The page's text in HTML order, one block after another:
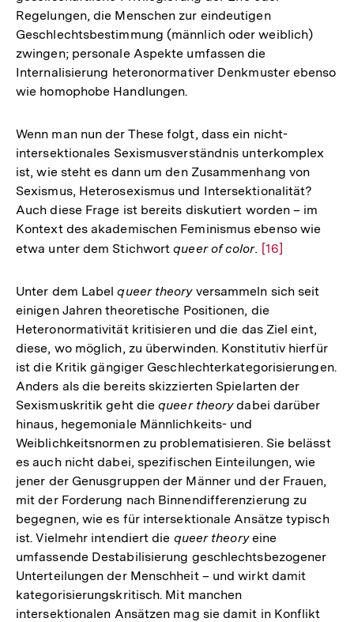
Regelungen, die Menschen zur eindeutigen
Geschlechtsbestimmung (männlich oder weiblich)
zwingen; personale Aspekte umfassen die
Internalisierung heteronormativer Denkmuster ebenso
wie homophobe Handlungen.
Wenn man nun der These folgt, dass ein nicht-
intersektionales Sexismusverständnis unterkomplex
ist, wie steht es dann um den Zusammenhang von
Sexismus, Heterosexismus und Intersektionalität?
Auch diese Frage ist bereits diskutiert worden – im
Kontext des akademischen Feminismus ebenso wie
etwa unter dem Stichwortqueer of color. Zur
der
Fußnote
[16]
Unter dem Labelqueer theoryversammeln sich seit
einigen Jahren theoretische Positionen, die
Heteronormativität kritisieren und die das Ziel eint,
diese, wo möglich, zu überwinden. Konstitutiv hierfür
ist die Kritik gängiger Geschlechterkategorisierungen.
Anders als die bereits skizzierten Spielarten der
Sexismuskritik geht diequeer theorydabei darüber
hinaus, hegemoniale Männlichkeits- und
Weiblichkeitsnormen zu problematisieren. Sie belässt
es auch nicht dabei, spezifischen Einteilungen, wie
jener der Genusgruppen der Männer und der Frauen,
mit der Forderung nach Binnendifferenzierung zu
begegnen, wie es für intersektionale Ansätze typisch
ist. Vielmehr intendiert die queer theoryeine
umfassende Destabilisierung geschlechtsbezogener
Unterteilungen der Menschheit – und wirkt damit
kategorisierungskritisch. Mit manchen
intersektionalen Ansätzen mag sie damit in Konflikt